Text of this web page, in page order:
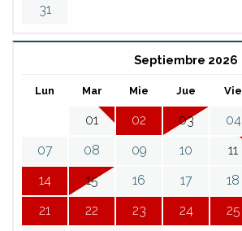
31
Septiembre 2026
Lun Mar Mie Jue Vie
01 02 03 04
07
08 09 10 11
14
15 16 17 18
21
22 23 24 25